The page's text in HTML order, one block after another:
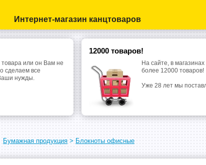
Интернет-магазин канцтоваров
товара или он Вам не
сделаем все
нужды.
12000 товаров!
На сайте, в
более 12000 товаров!
Уже 28 лет мы
Бумажная продукция > Блокноты офисные